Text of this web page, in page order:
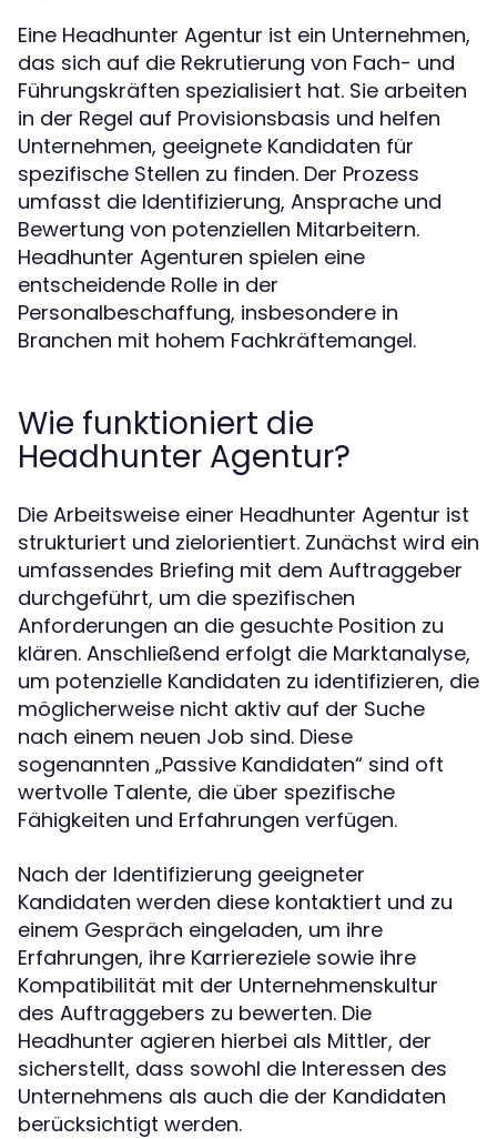
Eine Headhunter Agentur ist ein Unternehmen,
das sich auf die Rekrutierung von Fach- und
Führungskräften spezialisiert hat. Sie arbeiten
in der Regel auf Provisionsbasis und helfen
Unternehmen, geeignete Kandidaten für
spezifische Stellen zu finden. Der Prozess
umfasst die Identifizierung, Ansprache und
Bewertung von potenziellen Mitarbeitern.
Headhunter Agenturen spielen eine
entscheidende Rolle in der
Personalbeschaffung, insbesondere in
Branchen mit hohem Fachkräftemangel.
Wie funktioniert die
Headhunter Agentur?
Die Arbeitsweise einer Headhunter Agentur ist
strukturiert und zielorientiert. Zunächst wird ein
umfassendes Briefing mit dem Auftraggeber
durchgeführt, um die spezifischen
Anforderungen an die gesuchte Position zu
klären. Anschließend erfolgt die Marktanalyse,
um potenzielle Kandidaten zu identifizieren, die
möglicherweise nicht aktiv auf der Suche
nach einem neuen Job sind. Diese
sogenannten „Passive Kandidaten“ sind oft
wertvolle Talente, die über spezifische
Fähigkeiten und Erfahrungen verfügen.
Nach der Identifizierung geeigneter
Kandidaten werden diese kontaktiert und zu
einem Gespräch eingeladen, um ihre
Erfahrungen, ihre Karriereziele sowie ihre
Kompatibilität mit der Unternehmenskultur
des Auftraggebers zu bewerten. Die
Headhunter agieren hierbei als Mittler, der
sicherstellt, dass sowohl die Interessen des
Unternehmens als auch die der Kandidaten
berücksichtigt werden.